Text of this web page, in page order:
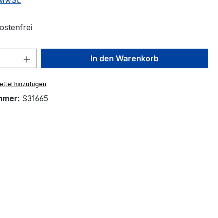
Gib den gewünschten Wert
In den Warenkorb
hinzufügen
S31665